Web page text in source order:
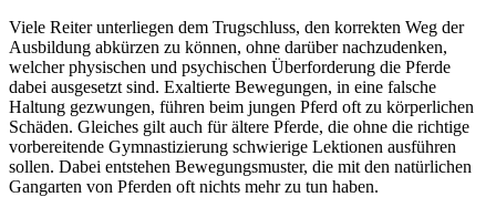
Viele Reiter unterliegen dem Trugschluss, den korrekten Weg der
Ausbildung abkürzen zu können, ohne darüber nachzudenken,
welcher physischen und psychischen Überforderung die Pferde
dabei ausgesetzt sind. Exaltierte Bewegungen, in eine falsche
Haltung gezwungen, führen beim jungen Pferd oft zu körperlichen
Schäden. Gleiches gilt auch für ältere Pferde, die ohne die richtige
vorbereitende Gymnastizierung schwierige Lektionen ausführen
sollen. Dabei entstehen Bewegungsmuster, die mit den natürlichen
Gangarten von Pferden oft nichts mehr zu tun haben.